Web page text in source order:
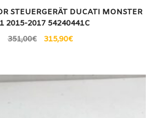
STEUERGERÄT DUCATI MONSTER
2015-2017 54240441C
351,00€ 315,90€